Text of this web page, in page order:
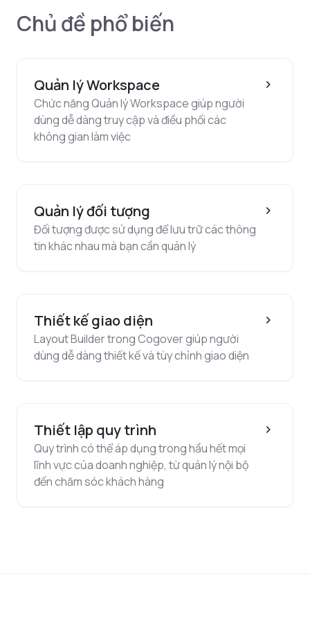
Chủ đề phổ biến
Quản lý Workspace
Chức năng Quản lý Workspace giúp người
dùng dễ dàng truy cập và điều phối các
không gian làm việc
Quản lý đối tượng
Đối tượng được sử dụng để lưu trữ các thông
tin khác nhau mà bạn cần quản lý
Thiết kế giao diện
Layout Builder trong Cogover giúp người
dùng dễ dàng thiết kế và tùy chỉnh giao diện
Thiết lập quy trình
Quy trình có thể áp dụng trong hầu hết mọi
lĩnh vực của doanh nghiệp, từ quản lý nội bộ
đến chăm sóc khách hàng